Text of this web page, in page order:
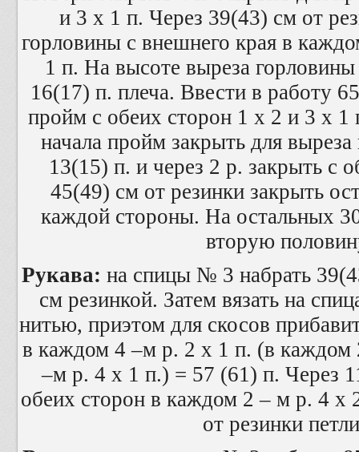
и 3 х 1 п. Через 39(43) см от
горловины с внешнего края в
1 п. На высоте выреза
16(17) п. плеча. Ввести в работу
пройм с обеих сторон 1 х 2 и 3 х
начала пройм закрыть для
13(15) п. и через 2 р. закрыть с
45(49) см от резинки закрыть
каждой стороны. На остальных
вторую
Рукава:на спицы № 3 набрать
см резинкой. Затем вязать на
нитью, приэтом для скосов
в каждом 4 –м р. 2 х 1 п. (в
–м р. 4 х 1 п.) = 57 (61) п. Через
обеих сторон в каждом 2 – м р. 4 х
от резинки